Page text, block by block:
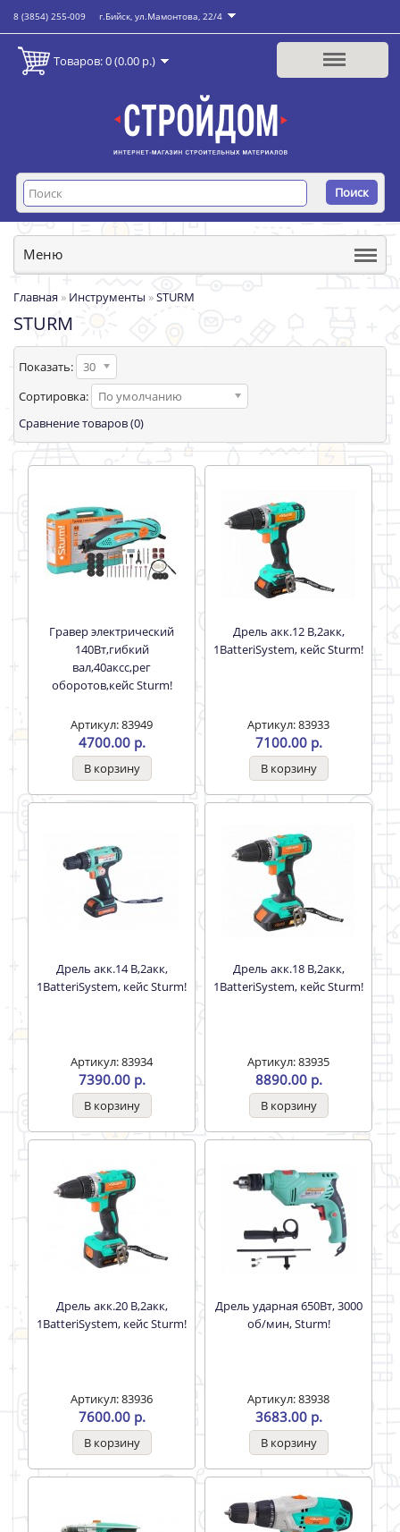
8 (3854) 255-009 г.Бийск, ул.Мамонтова, 22/4
Товаров: 0 (0.00 р.)
Поиск
Меню
Главная » Инструменты »STURM
STURM
Показать:
30
Сортировка:
По умолчанию
Сравнение товаров (0)
Гравер электрический
140Вт,гибкий
вал,40аксс,рег
оборотов,кейс Sturm!
Артикул: 83949
4700.00 р.
Дрель акк.12 В,2акк,
1BatteriSystem, кейс Sturm!
Артикул: 83933
7100.00 р.
Дрель акк.14 В,2акк,
Артикул: 83934
7390.00 р.
Дрель акк.18 В,2акк,
Артикул: 83935
8890.00 р.
Артикул: 83936
7600.00 р.
Артикул: 83938
3683.00 р.